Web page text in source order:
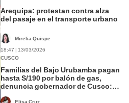
Arequipa: protestan contra alza
del pasaje en el transporte urbano
Mirelia Quispe
18:47 | 13/03/2026
CUSCO
Familias del Bajo Urubamba pagan
hasta S/190 por balón de gas,
denuncia gobernador de Cusco:
Elisa Cruz